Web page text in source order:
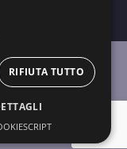
-Privacy Policy
RIFIUTA TUTTO